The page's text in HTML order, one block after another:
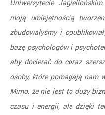
Uniwersytecie
moją umiejętnością
zbudowałyśmy i
bazę psychologów i
aby docierać do coraz
osoby, które pomagają nam
Mimo, że nie jest to duży
czasu i energii, ale dzięki